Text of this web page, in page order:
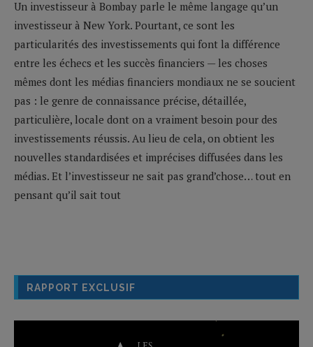
Un investisseur à Bombay parle le même langage qu’un
investisseur à New York. Pourtant, ce sont les
particularités des investissements qui font la différence
entre les échecs et les succès financiers — les choses
mêmes dont les médias financiers mondiaux ne se soucient
pas : le genre de connaissance précise, détaillée,
particulière, locale dont on a vraiment besoin pour des
investissements réussis. Au lieu de cela, on obtient les
nouvelles standardisées et imprécises diffusées dans les
médias. Et l’investisseur ne sait pas grand’chose… tout en
pensant qu’il sait tout
RAPPORT EXCLUSIF